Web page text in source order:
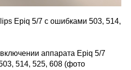
Epiq 5/7 с ошибками 503, 514,
аппарата Epiq 5/7
514, 525, 608 (фото